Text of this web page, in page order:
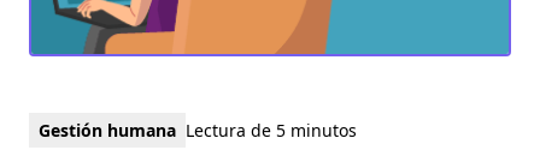
Gestión humana Lectura de 5 minutos